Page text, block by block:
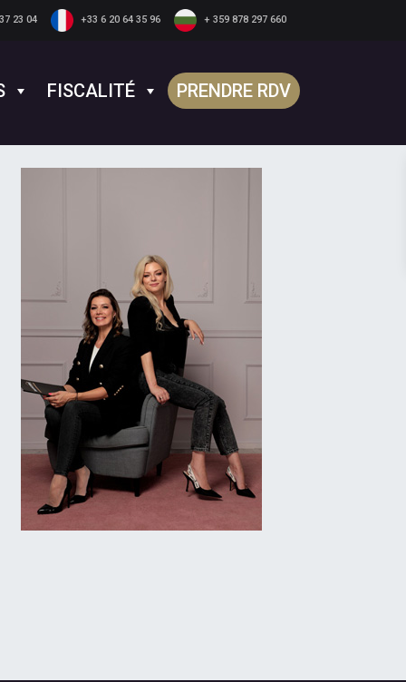
23 04 +33 6 20 64 35 96 + 359 878 297 660
FISCALITÉ PRENDRE RDV